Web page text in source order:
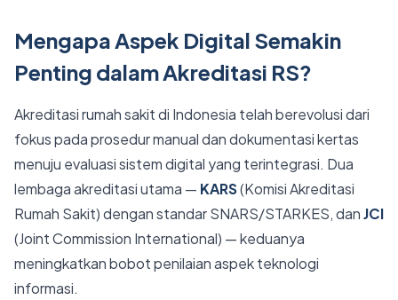
Mengapa Aspek Digital Semakin
Penting dalam Akreditasi RS?
Akreditasi rumah sakit di Indonesia telah berevolusi dari
fokus pada prosedur manual dan dokumentasi kertas
menuju evaluasi sistem digital yang terintegrasi. Dua
lembaga akreditasi utama — KARS(Komisi Akreditasi
Rumah Sakit) dengan standar SNARS/STARKES, danJCI
(Joint Commission International) — keduanya
meningkatkan bobot penilaian aspek teknologi
informasi.